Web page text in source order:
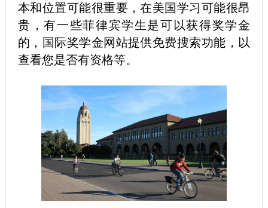
本和位置可能很重要，在美国学习可能很昂
贵，有一些菲律宾学生是可以获得奖学金
的，国际奖学金网站提供免费搜索功能，以
查看您是否有资格等。